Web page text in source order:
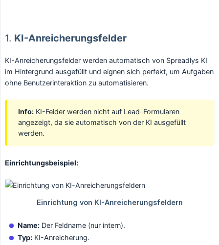
1. KI-Anreicherungsfelder
KI-Anreicherungsfelder werden automatisch von Spreadlys KI
im Hintergrund ausgefüllt und eignen sich perfekt, um Aufgaben
ohne Benutzerinteraktion zu automatisieren.
Info: KI-Felder werden nicht auf Lead-Formularen
angezeigt, da sie automatisch von der KI ausgefüllt
werden.
Einrichtungsbeispiel:
Name: Der Feldname (nur intern).
Typ: KI-Anreicherung.